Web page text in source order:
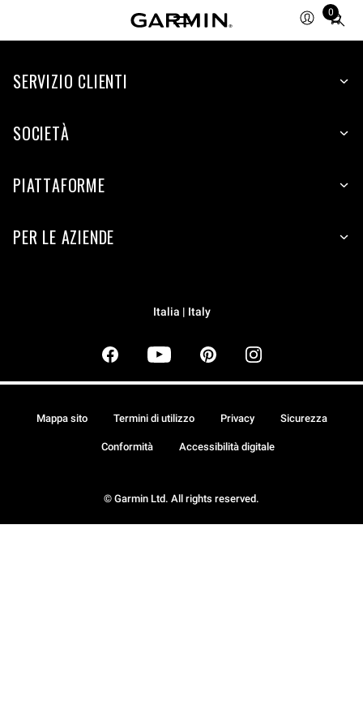
0
Total
items
cart:
SERVIZIO CLIENTI
SOCIETÀ
PIATTAFORME
PER LE AZIENDE
Italia | Italy
© Garmin Ltd. All rights reserved.
Mappa sito Termini di utilizzo Privacy Sicurezza
Conformità Accessibilità digitale